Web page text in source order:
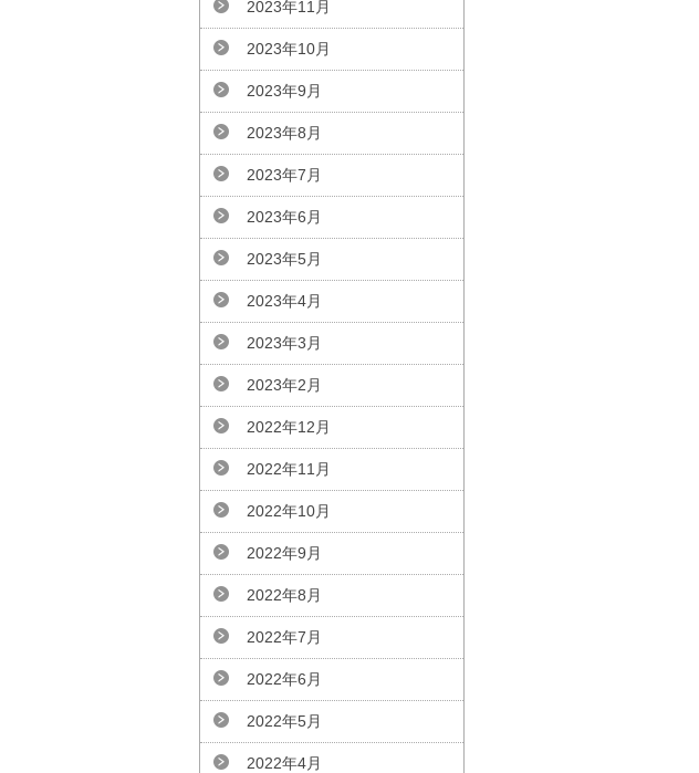
2023年11月
2023年10月
2023年9月
2023年8月
2023年7月
2023年6月
2023年5月
2023年4月
2023年3月
2023年2月
2022年12月
2022年11月
2022年10月
2022年9月
2022年8月
2022年7月
2022年6月
2022年5月
2022年4月